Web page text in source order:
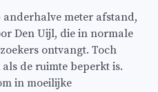
meter afstand,
Den Uijl, die in normale
ontvangt. Toch
de ruimte beperkt is.
in moeilijke